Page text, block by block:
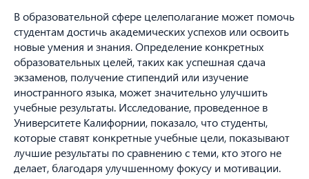
В образовательной сфере целеполагание может помочь
студентам достичь академических успехов или освоить
новые умения и знания. Определение конкретных
образовательных целей, таких как успешная сдача
экзаменов, получение стипендий или изучение
иностранного языка, может значительно улучшить
учебные результаты. Исследование, проведенное в
Университете Калифорнии, показало, что студенты,
которые ставят конкретные учебные цели, показывают
лучшие результаты по сравнению с теми, кто этого не
делает, благодаря улучшенному фокусу и мотивации.